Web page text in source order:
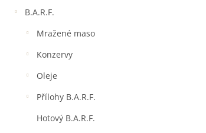
B.A.R.F.
Mražené maso
Konzervy
Oleje
Přílohy B.A.R.F.
Hotový B.A.R.F.